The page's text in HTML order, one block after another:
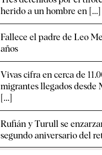
herido a un hombre en [...]
Fallece el padre de Leo
años
Vivas cifra en cerca de
migrantes llegados desde
[...]
Rufián y Turull se
segundo aniversario del